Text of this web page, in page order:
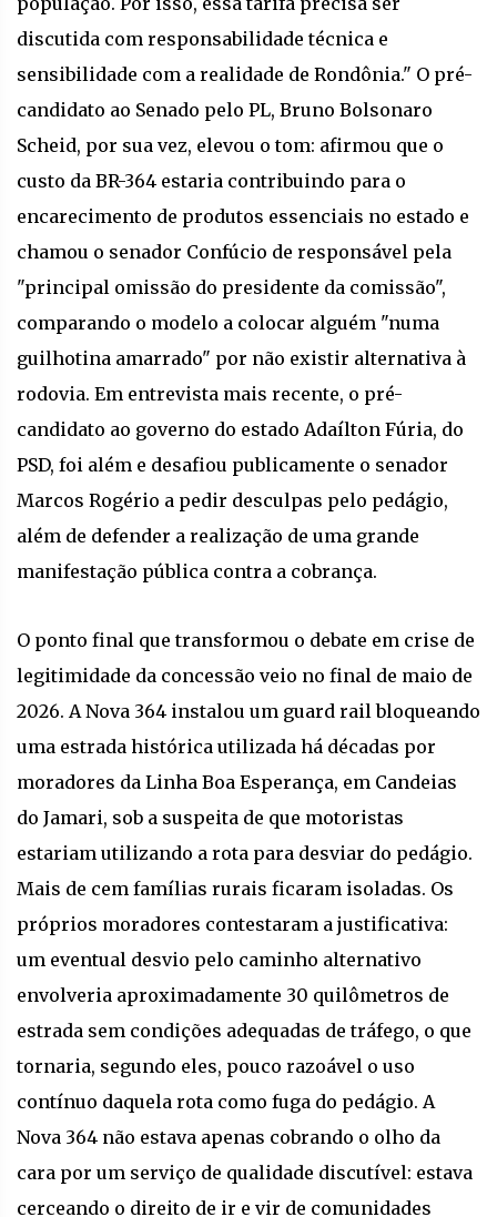
discutida com responsabilidade técnica e
sensibilidade com a realidade de Rondônia." O pré-
candidato ao Senado pelo PL, Bruno Bolsonaro
Scheid, por sua vez, elevou o tom: afirmou que o
custo da BR-364 estaria contribuindo para o
encarecimento de produtos essenciais no estado e
chamou o senador Confúcio de responsável pela
"principal omissão do presidente da comissão",
comparando o modelo a colocar alguém "numa
guilhotina amarrado" por não existir alternativa à
rodovia. Em entrevista mais recente, o pré-
candidato ao governo do estado Adaílton Fúria, do
PSD, foi além e desafiou publicamente o senador
Marcos Rogério a pedir desculpas pelo pedágio,
além de defender a realização de uma grande
manifestação pública contra a cobrança.
O ponto final que transformou o debate em crise de
legitimidade da concessão veio no final de maio de
2026. A Nova 364 instalou um guard rail bloqueando
uma estrada histórica utilizada há décadas por
moradores da Linha Boa Esperança, em Candeias
do Jamari, sob a suspeita de que motoristas
estariam utilizando a rota para desviar do pedágio.
Mais de cem famílias rurais ficaram isoladas. Os
próprios moradores contestaram a justificativa:
um eventual desvio pelo caminho alternativo
envolveria aproximadamente 30 quilômetros de
estrada sem condições adequadas de tráfego, o que
tornaria, segundo eles, pouco razoável o uso
contínuo daquela rota como fuga do pedágio. A
Nova 364 não estava apenas cobrando o olho da
cara por um serviço de qualidade discutível: estava
cerceando o direito de ir e vir de comunidades